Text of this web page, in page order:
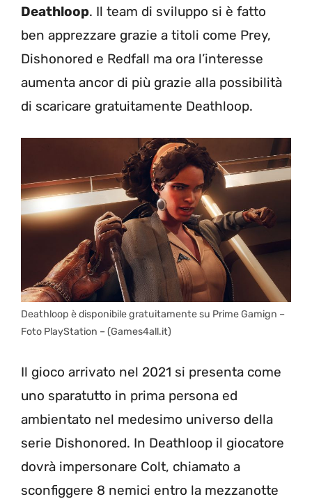
Deathloop. Il team di sviluppo si è fatto
ben apprezzare grazie a titoli come Prey,
Dishonored e Redfall ma ora l’interesse
aumenta ancor di più grazie alla possibilità
di scaricare gratuitamente Deathloop.
Deathloop è disponibile gratuitamente su Prime Gamign –
Foto PlayStation – (Games4all.it)
Il gioco arrivato nel 2021 si presenta come
uno sparatutto in prima persona ed
ambientato nel medesimo universo della
serie Dishonored. In Deathloop il giocatore
dovrà impersonare Colt, chiamato a
sconfiggere 8 nemici entro la mezzanotte